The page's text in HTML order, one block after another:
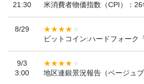
21:30
米消費者物価指数（CPI）：
8/29
ビットコイン:ハードフォーク
9/3
3:00
地区連銀景況報告（ベージュブ